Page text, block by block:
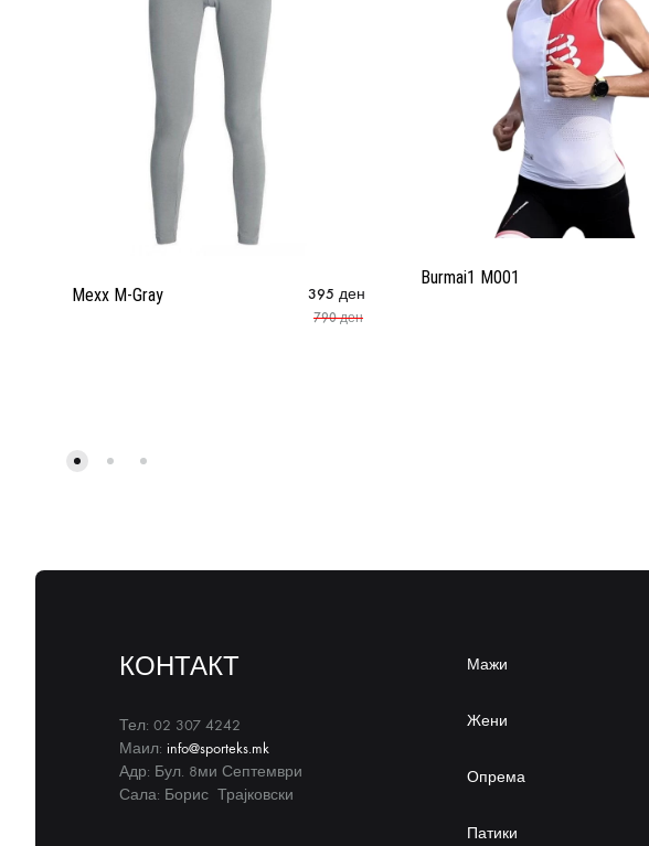
Mexx M-Gray 395 ден
790ден
Burmai1 M001
КОНТАКТ
Тел: 02 307 4242
Маил: info@sporteks.mk
Адр: Бул. 8ми Септември
Сала: Борис Трајковски
Мажи
Жени
Опрема
Патики